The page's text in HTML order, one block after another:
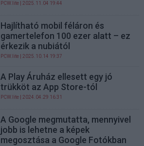
PCW.lite | 2025.11.04 19:44
Hajlítható mobil féláron és
gamertelefon 100 ezer alatt – ez
érkezik a nubiától
PCW.lite | 2025.10.14 19:37
A Play Áruház ellesett egy jó
trükköt az App Store-tól
PCW.lite | 2024.04.29 16:31
A Google megmutatta, mennyivel
jobb is lehetne a képek
megosztása a Google Fotókban